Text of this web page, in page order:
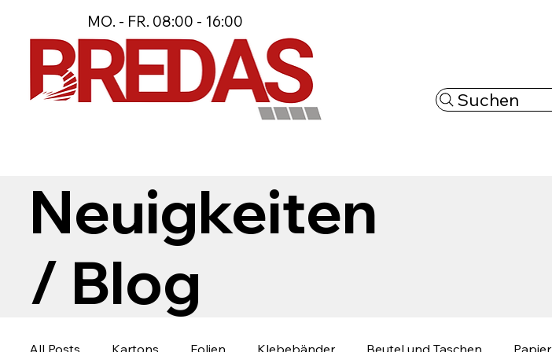
MO. - FR. 08:00 - 16:00
Suchen
Neuigkeiten
/ Blog
All Posts Kartons Folien Klebebänder Beutel und Taschen Papier